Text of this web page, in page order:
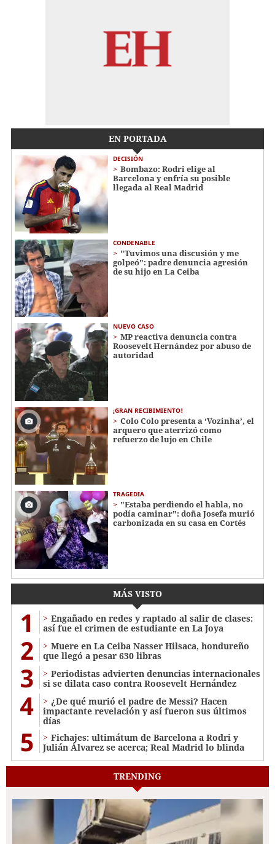
EN PORTADA
DECISIÓN
Bombazo: Rodri elige al
Barcelona y enfría su posible
llegada al Real Madrid
CONDENABLE
"Tuvimos una discusión y me
golpeó": padre denuncia agresión
de su hijo en La Ceiba
NUEVO CASO
MP reactiva denuncia contra
Roosevelt Hernández por abuso de
autoridad
¡GRAN RECIBIMIENTO!
Colo Colo presenta a ‘Vozinha’, el
arquero que aterrizó como
refuerzo de lujo en Chile
TRAGEDIA
"Estaba perdiendo el habla, no
podía caminar": doña Josefa murió
carbonizada en su casa en Cortés
MÁS VISTO
1
Engañado en redes y raptado al salir de clases:
así fue el crimen de estudiante en La Joya
2
Muere en La Ceiba Nasser Hilsaca, hondureño
que llegó a pesar 630 libras
3
Periodistas advierten denuncias internacionales
si se dilata caso contra Roosevelt Hernández
4
¿De qué murió el padre de Messi? Hacen
impactante revelación y así fueron sus últimos
días
5
Fichajes: ultimátum de Barcelona a Rodri y
Julián Álvarez se acerca; Real Madrid lo blinda
TRENDING